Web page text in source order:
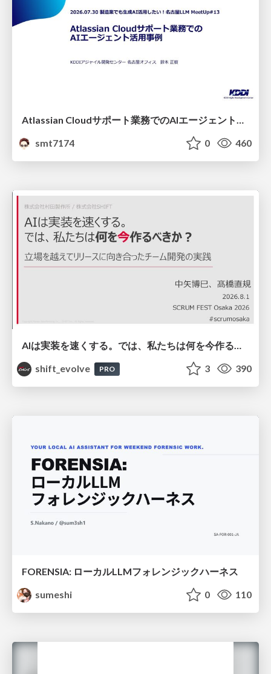
Atlassian Cloudサポート業務でのAIエージェント活用事例
smt7174
0 460
AIは実装を速くする。では、私たちは何を今作るべきか？－立場を越えてリリースに向き合ったチーム開発の実践 / 20260801 Hiromi Nakaya and Naoki Takahashi
shift_evolve
PRO 3 390
FORENSIA: ローカルLLMフォレンジックハーネス
sumeshi
0 110